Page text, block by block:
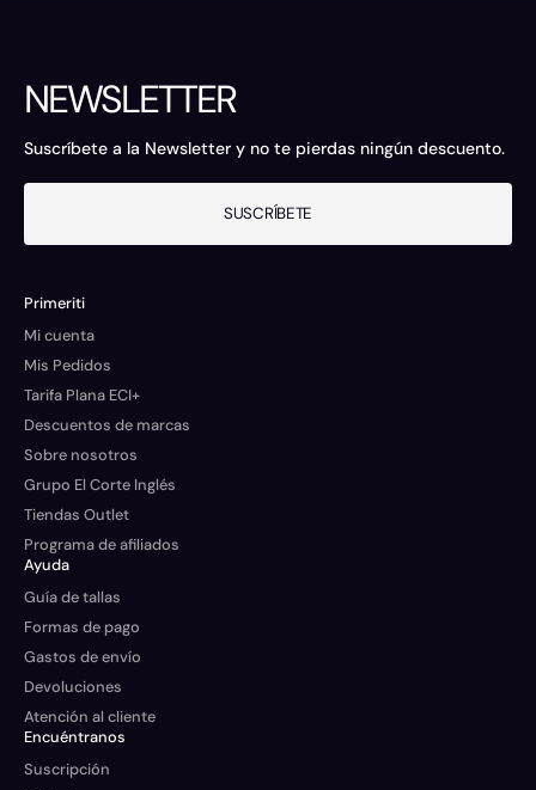
NEWSLETTER
Suscríbete a la Newsletter y no te pierdas ningún descuento.
SUSCRÍBETE
Primeriti
Mi cuenta
Mis Pedidos
Tarifa Plana ECI+
Descuentos de marcas
Sobre nosotros
Grupo El Corte Inglés
Tiendas Outlet
Programa de afiliados
Ayuda
Guía de tallas
Formas de pago
Gastos de envío
Devoluciones
Atención al cliente
Encuéntranos
Suscripción